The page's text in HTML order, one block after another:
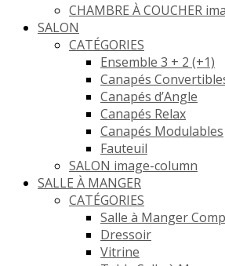
CHAMBRE À COUCHER
SALON
CATÉGORIES
Ensemble 3 + 2 (+1)
Canapés
Canapés d’Angle
Canapés Relax
Canapés Modulables
Fauteuil
SALON image-column
SALLE À MANGER
CATÉGORIES
Salle à Manger
Dressoir
Vitrine